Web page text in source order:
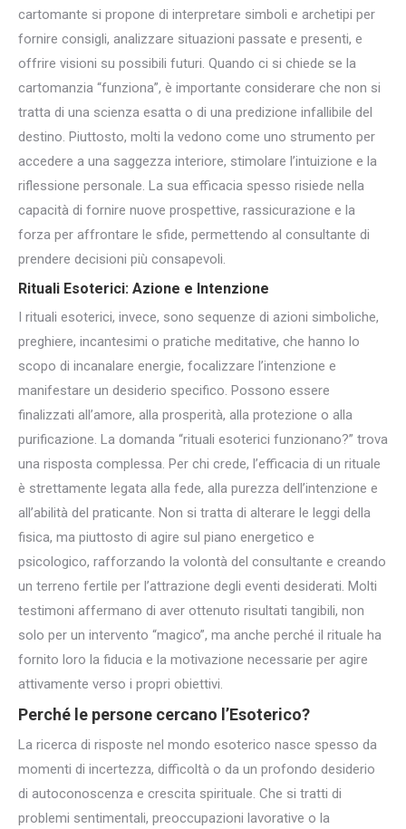
cartomante si propone di interpretare simboli e archetipi per
fornire consigli, analizzare situazioni passate e presenti, e
offrire visioni su possibili futuri. Quando ci si chiede se la
cartomanzia “funziona”, è importante considerare che non si
tratta di una scienza esatta o di una predizione infallibile del
destino. Piuttosto, molti la vedono come uno strumento per
accedere a una saggezza interiore, stimolare l’intuizione e la
riflessione personale. La sua efficacia spesso risiede nella
capacità di fornire nuove prospettive, rassicurazione e la
forza per affrontare le sfide, permettendo al consultante di
prendere decisioni più consapevoli.
Rituali Esoterici: Azione e Intenzione
I rituali esoterici, invece, sono sequenze di azioni simboliche,
preghiere, incantesimi o pratiche meditative, che hanno lo
scopo di incanalare energie, focalizzare l’intenzione e
manifestare un desiderio specifico. Possono essere
finalizzati all’amore, alla prosperità, alla protezione o alla
purificazione. La domanda “rituali esoterici funzionano?” trova
una risposta complessa. Per chi crede, l’efficacia di un rituale
è strettamente legata alla fede, alla purezza dell’intenzione e
all’abilità del praticante. Non si tratta di alterare le leggi della
fisica, ma piuttosto di agire sul piano energetico e
psicologico, rafforzando la volontà del consultante e creando
un terreno fertile per l’attrazione degli eventi desiderati. Molti
testimoni affermano di aver ottenuto risultati tangibili, non
solo per un intervento “magico”, ma anche perché il rituale ha
fornito loro la fiducia e la motivazione necessarie per agire
attivamente verso i propri obiettivi.
Perché le persone cercano l’Esoterico?
La ricerca di risposte nel mondo esoterico nasce spesso da
momenti di incertezza, difficoltà o da un profondo desiderio
di autoconoscenza e crescita spirituale. Che si tratti di
problemi sentimentali, preoccupazioni lavorative o la